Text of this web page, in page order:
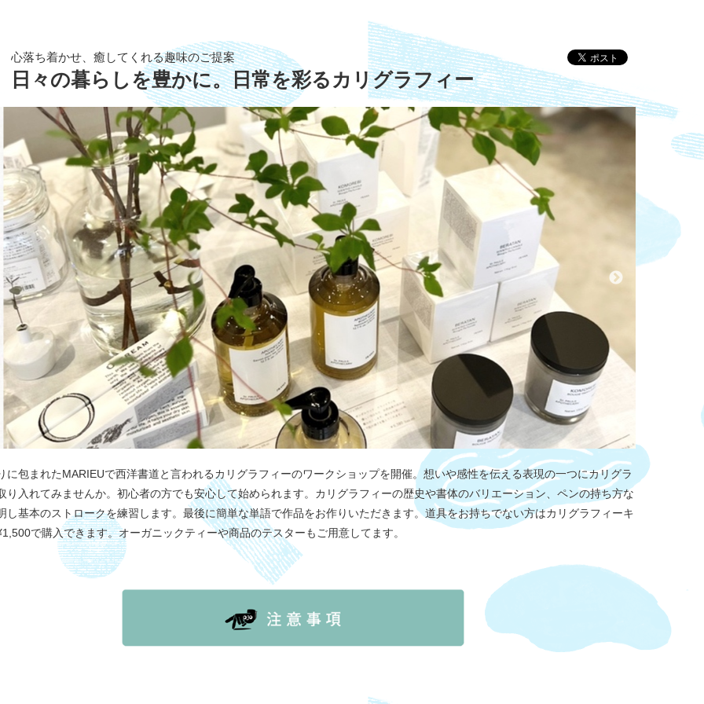
心落ち着かせ、癒してくれる趣味のご提案
日々の暮らしを豊かに。日常を彩るカリグラフィー
に包まれたMARIEUで西洋書道と言われるカリグラフィーのワークショップを開催。想いや感性を伝える表現の一つにカリグラ
り入れてみませんか。初心者の方でも安心して始められます。カリグラフィーの歴史や書体のバリエーション、ペンの持ち方な
し基本のストロークを練習します。最後に簡単な単語で作品をお作りいただきます。道具をお持ちでない方はカリグラフィーキ
で購入できます。オーガニックティーや商品のテスターもご用意してます。